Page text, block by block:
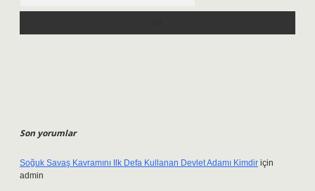
Son yorumlar
Soğuk Savaş Kavramını Ilk Defa Kullanan Devlet Adamı Kimdir için
admin